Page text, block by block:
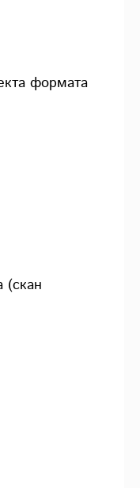
формата
(скан